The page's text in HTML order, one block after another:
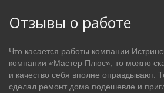
Отзывы о работе
Что касается работы компании
компании «Мастер Плюс», то можно
и качество себя вполне оправдывают.
сделал ремонт дома подешевле и